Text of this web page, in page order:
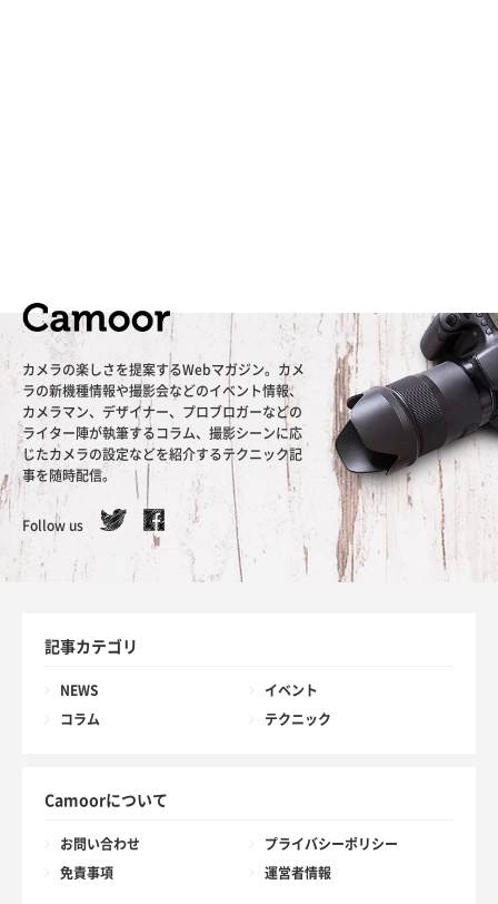
カメラの楽しさを提案するWebマガジン。カメ
ラの新機種情報や撮影会などのイベント情報、
カメラマン、デザイナー、プロブロガーなどの
ライター陣が執筆するコラム、撮影シーンに応
じたカメラの設定などを紹介するテクニック記
事を随時配信。
Follow us
記事カテゴリ
NEWS イベント
コラム テクニック
Camoorについて
お問い合わせ プライバシーポリシー
免責事項 運営者情報